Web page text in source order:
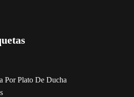
Por Plato De Ducha